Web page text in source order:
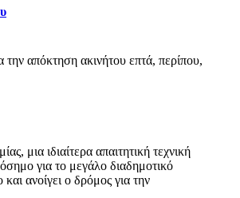
απόκτηση ακινήτου επτά, περίπου,
μια ιδιαίτερα απαιτητική τεχνική
για το μεγάλο διαδημοτικό
ανοίγει ο δρόμος για την